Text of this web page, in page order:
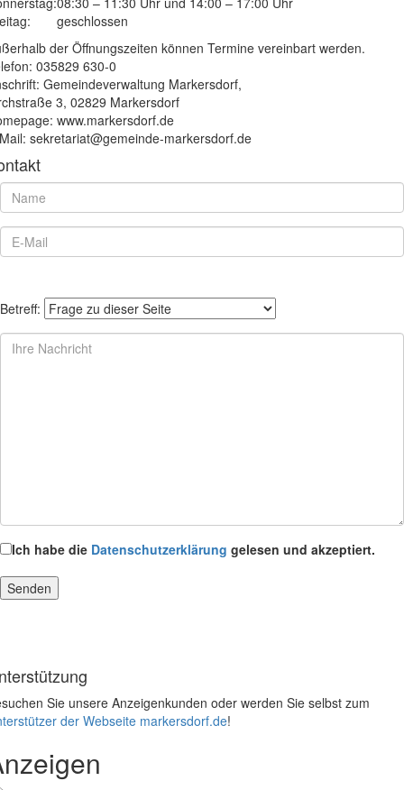
geschlossen
der Öffnungszeiten können Termine vereinbart werden.
035829 630-0
Gemeindeverwaltung Markersdorf,
3, 02829 Markersdorf
www.markersdorf.de
sekretariat@gemeinde-markersdorf.de
Betreff:
Ich habe die Datenschutzerklärung gelesen und akzeptiert.
Sie unsere Anzeigenkunden oder werden Sie selbst zum
der Webseite markersdorf.de!